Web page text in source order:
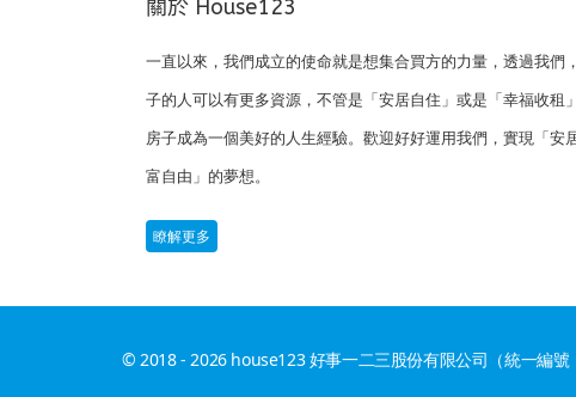
關於 House123
一直以來，我們成立的使命就是想集合買方的力量，透過我們
子的人可以有更多資源，不管是「安居自住」或是「幸福收租
房子成為一個美好的人生經驗。歡迎好好運用我們，實現「安
富自由」的夢想。
瞭解更多
© 2018 - 2026 house123 好事一二三股份有限公司（統一編